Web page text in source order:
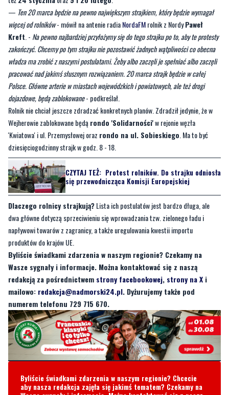
zakończyć. Chcemy po tym strajku nie pozostawić żadnych wątpliwości co obecna
władza ma zrobić z naszymi postulatami. Żeby albo zaczęli je spełniać albo zaczęli
pracować nad jakimś słusznym rozwiązaniem. 20 marca strajk będzie w całej
Polsce. Główne arterie w miastach wojewódzkich i powiatowych, ale też drogi
dojazdowe, będą zablokowane- podkreślał.
Rolnik nie chciał jeszcze zdradzać konkretnych planów. Zdradził jedynie, że w
Wejherowie zablokowane będąrondo 'Solidarności'w rejonie węzła
'Kwiatowa' i ul. Przemysłowej orazrondo na ul. Sobieskiego
dziesięciogodzinny strajk w godz. 8 - 18.
CZYTAJ TEŻ:Protest rolników. Do strajku odniosła
się przewodnicząca Komisji Europejskiej
Dlaczego rolnicy strajkują?Lista ich postulatów jest bardzo długa, ale
dwa główne dotyczą sprzeciwieniu się wprowadzania tzw. zielonego ładu i
napływowi towarów z zagranicy, a także uregulowania kwestii importu
produktów do krajów UE.
Byliście świadkami zdarzenia w naszym regionie? Czekamy na
Wasze sygnały i informacje. Można kontaktować się z naszą
redakcją za pośrednictwem
mailowo:redakcja@nadmorski24.pl. Dyżurujemy także pod
numerem telefonu 729 715 670.
Byliście świadkami zdarzenia w naszym regionie? Chcecie
aby nasza redakcja zajęła się jakimś tematem? Czekamy na
Wasze sygnały i informacje. Można kontaktować się z naszą
redakcja@nadmorski24.plDyżurujemy także pod numerem
telefonu729 715 670.